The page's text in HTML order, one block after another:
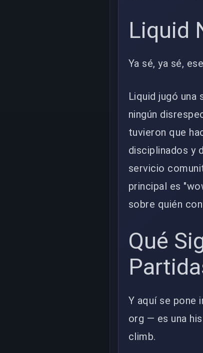
Liquid
Ya sé, ya sé,
Liquid jugó
ningún
tuvieron que
disciplinados y
servicio
principal es
sobre quién
Qué
Y aquí se pone
org — es una
climb.